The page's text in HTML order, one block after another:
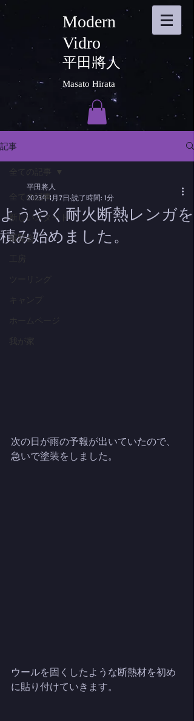
Modern
Vidro
平田將人
Masato Hirata
記事
全ての記事
新しいスタート
展覧会
ツーリング
ホームページ
我が家
ようやく耐火断熱レンガを
積み始めました。
平田將人
2023年1月7日 読了時間: 1分
次の日が雨の予報が出いていたので、
急いで塗装をしました。
ウールを固くしたような断熱材を初め
に貼り付けていきます。